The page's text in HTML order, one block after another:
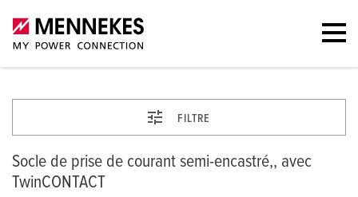
FILTRE
Socle de prise de courant semi-encastré,, avec
TwinCONTACT